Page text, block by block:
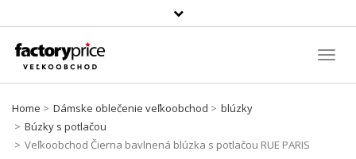
Szukaj
produktu
Home Dámske oblečenie veľkoobchod
blúzky
Búzky s potlačou
Veľkoobchod Čierna bavlnená blúzka s potlačou RUE PARIS